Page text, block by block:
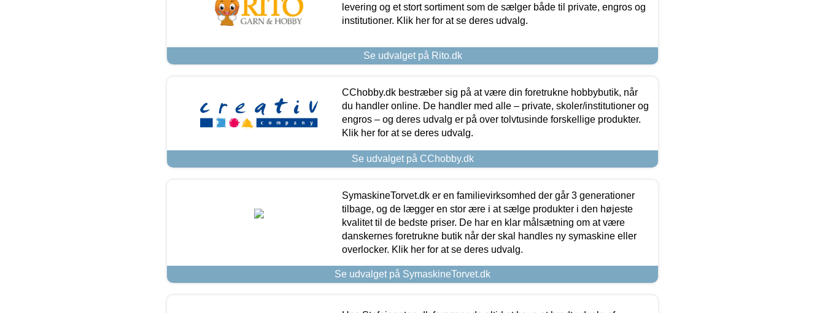
levering og et stort sortiment som de sælger både til private, engros og
institutioner. Klik her for at se deres udvalg.
Se udvalget på Rito.dk
CChobby.dk bestræber sig på at være din foretrukne hobbybutik, når
du handler online. De handler med alle – private, skoler/institutioner og
engros – og deres udvalg er på over tolvtusinde forskellige produkter.
Klik her for at se deres udvalg.
Se udvalget på CChobby.dk
SymaskineTorvet.dk er en familievirksomhed der går 3 generationer
tilbage, og de lægger en stor ære i at sælge produkter i den højeste
kvalitet til de bedste priser. De har en klar målsætning om at være
danskernes foretrukne butik når der skal handles ny symaskine eller
overlocker. Klik her for at se deres udvalg.
Se udvalget på SymaskineTorvet.dk